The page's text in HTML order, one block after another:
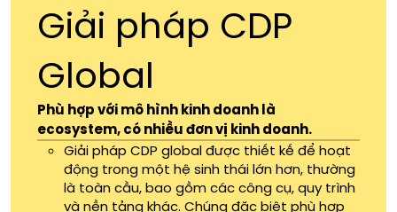
Giải pháp CDP
Global
Phù hợp với mô hình kinh doanh là
ecosystem, có nhiều đơn vị kinh doanh.
Giải pháp CDP global được thiết kế để hoạt
động trong một hệ sinh thái lớn hơn, thường
là toàn cầu, bao gồm các công cụ, quy trình
và nền tảng khác. Chúng đặc biệt phù hợp